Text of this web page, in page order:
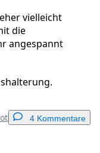
vielleicht
die
angespannt
4 Kommentare